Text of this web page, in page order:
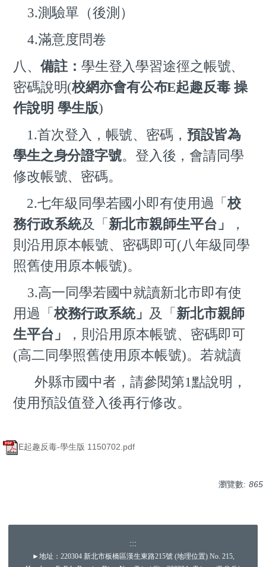
3.測驗單（後測）
4.滿意度問卷
八、 備註 ： 學生登入學習途徑之帳號、
密碼說明(校網亦會有公布E起趣反毒 操
作說明 學生版)
1.首次登入，帳號、密碼， 預設皆為
學生之身分證字號。登入後，會請同學
修改帳號、密碼。
2.七年級同學若國小即有使用過「校
務行政系統及「 新北市親師生平台」
，
則沿用原本帳號、密碼即可(八年級同學
照舊使用原本帳號)。
3.高一同學若國中就讀新北市即有使
用過「 校務行政系統」 及「 新北市親師
生平台」
，則 沿用原本帳號、密碼即可
(高二同學照舊使用原本帳號)。若就讀
外縣市國中者，請參閱第1 點說明，
使用預設值登入後再行修改。
E起趣反毒-學生版 1150702.pdf
瀏覽數: 865
:::
►地址：220304 新北市板橋區漢生東路215號 (地理位置) No. 215,